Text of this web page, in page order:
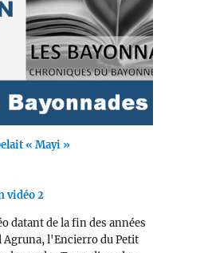
« Mayi »
vidéo 2
datant de la fin des années
l'Encierro du Petit